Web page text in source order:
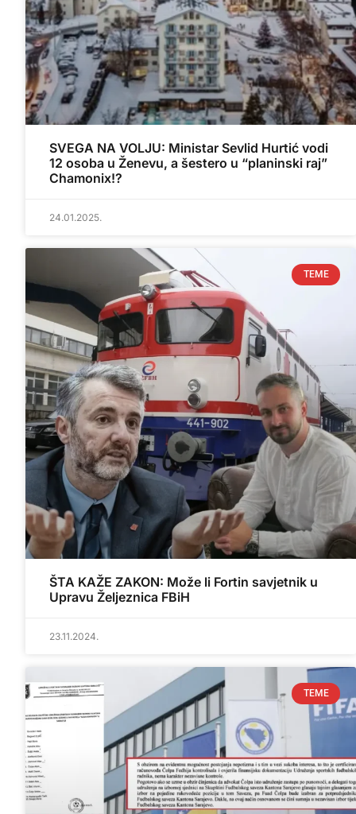
SVEGA NA VOLJU: Ministar Sevlid Hurtić vodi
12 osoba u Ženevu, a šestero u “planinski raj”
Chamonix!?
24.01.2025.
TEME
ŠTA KAŽE ZAKON: Može li Fortin savjetnik u
Upravu Željeznica FBiH
23.11.2024.
TEME